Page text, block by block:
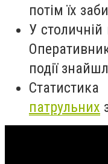
потім їх
У столичній
події
патрульних